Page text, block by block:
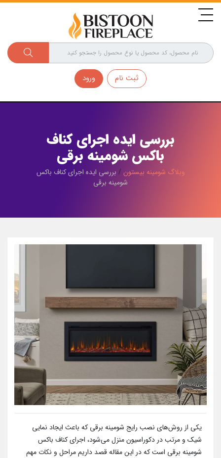
ورود ثبت نام
بررسی ایده اجرای کناف
باکس شومینه برقی
وبلاگ شومینه بیستون / بررسی ایده اجرای کناف باکس
شومینه برقی
یکی از روش‌های نصب رایج شومینه برقی که باعث ایجاد نمایی
شیک و مرتب در دکوراسیون منزل می‌شود، اجرای کناف باکس
شومینه برقی است که در این مقاله قصد داریم مراحل و نکات مهم